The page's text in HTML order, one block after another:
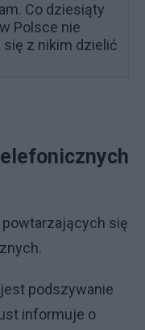
Co dziesiąty
Polsce nie
się z nikim dzielić
powtarzających się
podszywanie
informuje o